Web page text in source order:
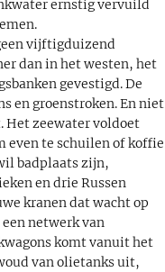
ernstig vervuild
vijftigduizend
dan in het westen, het
gevestigd. De
en groenstroken. En niet
Het zeewater voldoet
even te schuilen of koffie
badplaats zijn,
en drie Russen
kranen dat wacht op
netwerk van
komt vanuit het
van olietanks uit,